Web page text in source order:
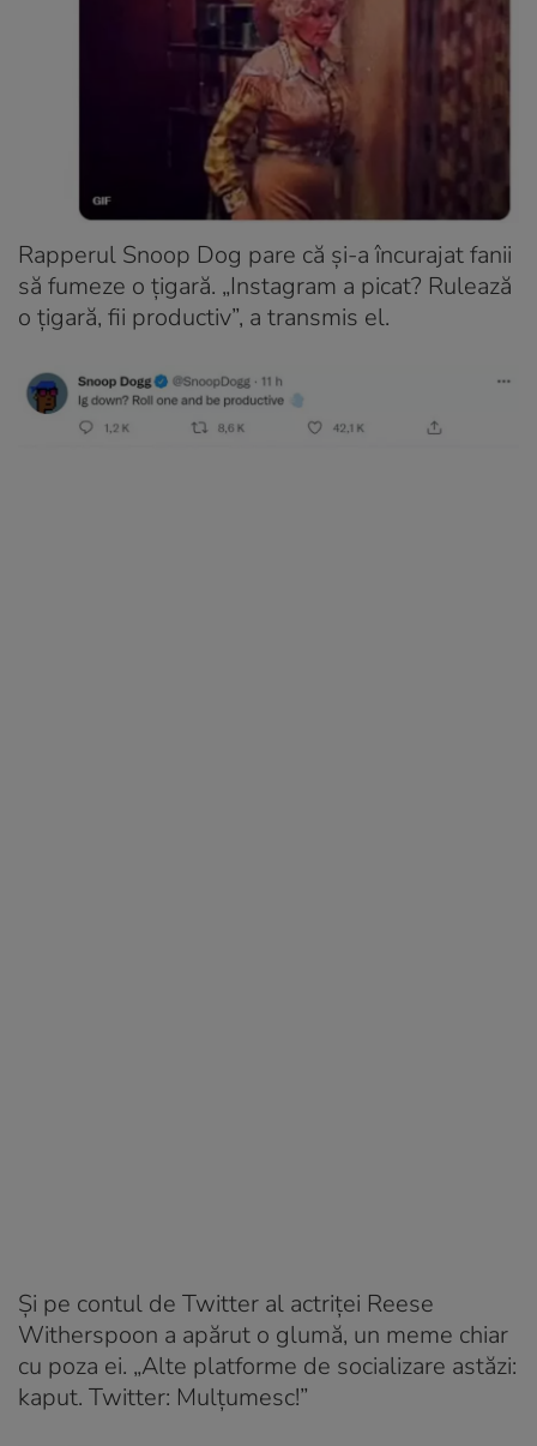
Rapperul Snoop Dog pare că și-a încurajat fanii
să fumeze o țigară. „Instagram a picat? Rulează
o țigară, fii productiv”, a transmis el.
Și pe contul de Twitter al actriței Reese
Witherspoon a apărut o glumă, un meme chiar
cu poza ei. „Alte platforme de socializare astăzi:
kaput. Twitter: Mulțumesc!”